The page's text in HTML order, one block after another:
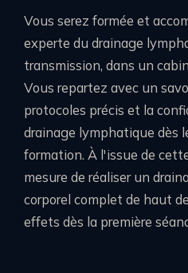
Vous serez formée et
experte du drainage
transmission, dans un
Vous repartez avec un
protocoles précis et la
drainage lymphatique dès
formation. À l'issue de
mesure de réaliser un
corporel complet de haut
effets dès la première